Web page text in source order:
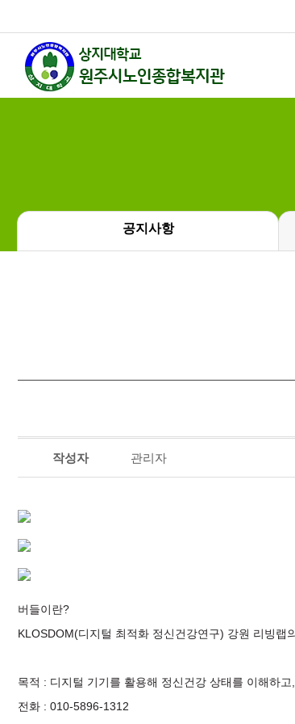
공지사항
작성자 관리자
버들이란?
KLOSDOM(디지털 최적화 정신건강연구) 강원 리빙랩
목적 : 디지털 기기를 활용해 정신건강 상태를 이해하
전화 : 010-5896-1312